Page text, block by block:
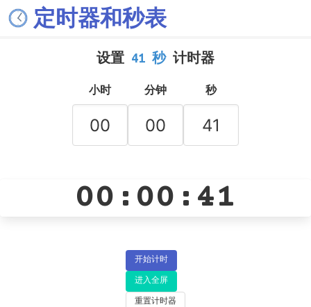
定时器和秒表
设置 41 秒 计时器
小时 分钟 秒
00:00:41
开始计时
进入全屏
重置计时器